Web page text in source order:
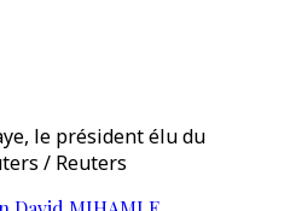
le président élu du
/ Reuters